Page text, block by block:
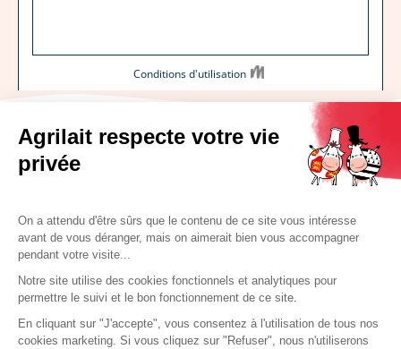
Agrilait respecte votre vie
privée
On a attendu d'être sûrs que le contenu de ce site vous intéresse
avant de vous déranger, mais on aimerait bien vous accompagner
pendant votre visite...
Notre site utilise des cookies fonctionnels et analytiques pour
permettre le suivi et le bon fonctionnement de ce site.
En cliquant sur "J'accepte", vous consentez à l'utilisation de tous nos
cookies marketing. Si vous cliquez sur "Refuser", nous n'utiliserons
sociaux
Nos astuces
Foire aux questions